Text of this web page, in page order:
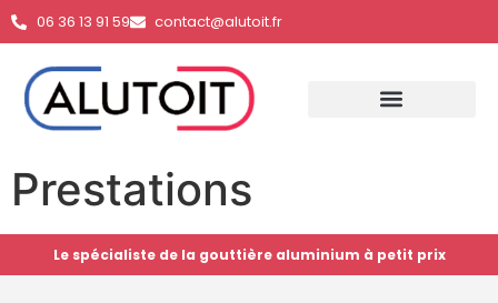
06 36 13 91 59 contact@alutoit.fr
Prestations
Le spécialiste de la gouttière aluminium à petit prix